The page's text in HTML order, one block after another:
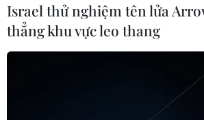
Buổi hòa nhạc kéo dài 639 năm vừa
mới hoàn thành 4% hành trình
Israel thử nghiệm tên lửa
thẳng khu vực leo thang